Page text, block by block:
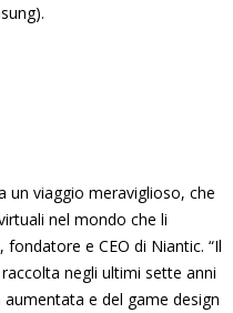
un viaggio meraviglioso, che
nel mondo che li
fondatore e CEO di Niantic. “Il
negli ultimi sette anni
e del game design